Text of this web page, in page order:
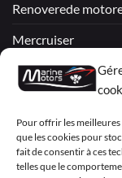
Pour offrir les
que les cookies pour
fait de consentir à ces
telles que le
Renoverede
Mercruiser
VOLVO PENTA /
My Account